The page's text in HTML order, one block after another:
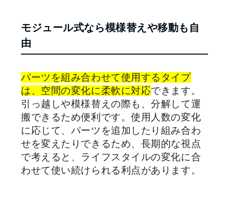
モジュール式なら模様替えや移動も自
由
パーツを組み合わせて使用するタイプ
は、空間の変化に柔軟に対応できます。
引っ越しや模様替えの際も、分解して運
搬できるため便利です。使用人数の変化
に応じて、パーツを追加したり組み合わ
せを変えたりできるため、長期的な視点
で考えると、ライフスタイルの変化に合
わせて使い続けられる利点があります。